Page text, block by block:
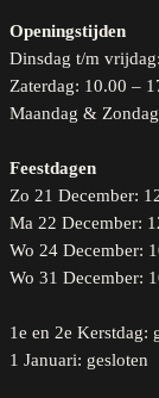
Openingstijden
Dinsdag t/m
Zaterdag: 10.00 –
Maandag &
Feestdagen
Zo 21 December:
Ma 22 December:
Wo 24 December:
Wo 31 December:
1e en 2e Kerstdag:
1 Januari: gesloten